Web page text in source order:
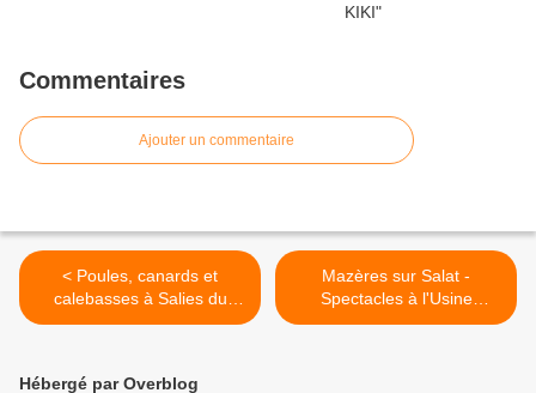
Commentaires
Ajouter un commentaire
< Poules, canards et
calebasses à Salies du
Salat
Mazères sur Salat -
Spectacles à l'Usine
Théâtre >
Hébergé par Overblog